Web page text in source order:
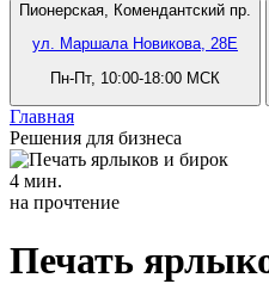
Пионерская, Комендантский пр.
ул. Маршала Новикова, 28Е
Пн-Пт, 10:00-18:00 МСК
Главная
Решения для бизнеса
4 мин.
на прочтение
Печать